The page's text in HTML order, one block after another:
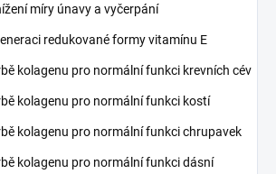
míry únavy a vyčerpání
redukované formy vitamínu E
kolagenu pro normální funkci krevních cév
kolagenu pro normální funkci kostí
kolagenu pro normální funkci chrupavek
kolagenu pro normální funkci dásní